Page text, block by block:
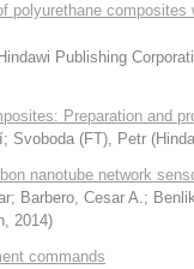
polyurethane
Hindawi Publishing
Preparation and
; Svoboda (FT), Petr (
nanotube network
; Barbero, Cesar A.;
, 2014)
commands